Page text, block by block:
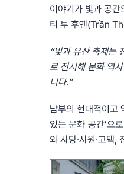
이야기가 빛과 공
티 투 후옌(Trần
“빛과 유산 축제는
로 전시해 문화 역
니다.”
남부의 현대적이고
있는 문화 공간’으
와 사당·사원·고택